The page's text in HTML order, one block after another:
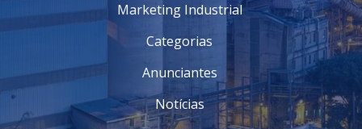
Marketing Industrial
Categorias
Anunciantes
Notícias